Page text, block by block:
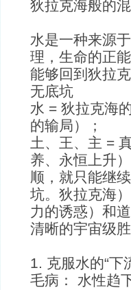
狄拉克海般的混
水是一种来源
理，生命的正
能够回到狄拉
无底坑
水 = 狄拉克海
的输局）；
土、王、主 =
养、永恒上升
顺，就只能继
坑。狄拉克海
力的诱惑）和
清晰的宇宙级胜
1. 克服水的“下
毛病： 水性趋